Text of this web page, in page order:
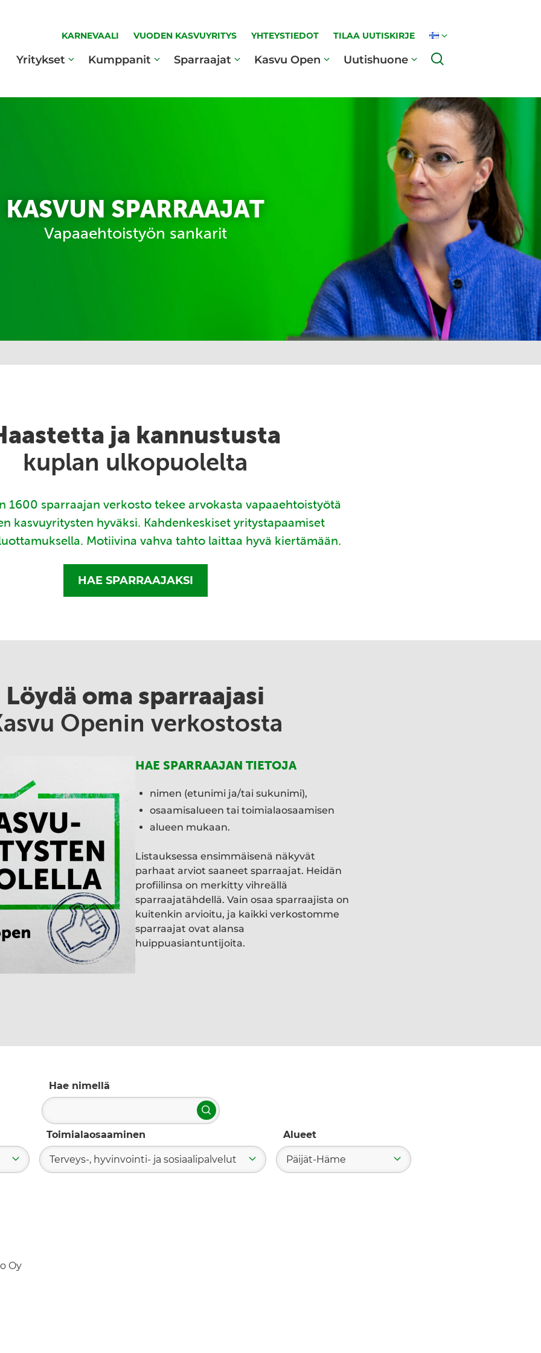
KARNEVAALI VUODEN KASVUYRITYS YHTEYSTIEDOT TILAA UUTISKIRJE
Yritykset Kumppanit Sparraajat Kasvu Open Uutishuone
KASVUN SPARRAAJAT
Vapaaehtoistyön sankarit
ja kannustusta
kuplan ulkopuolelta
1600 sparraajan verkosto tekee arvokasta vapaaehtoistyötä
kasvuyritysten hyväksi. Kahdenkeskiset yritystapaamiset
Motiivina vahva tahto laittaa hyvä kiertämään.
HAE SPARRAAJAKSI
Löydä oma sparraajasi
Openin verkostosta
HAE SPARRAAJAN TIETOJA
nimen (etunimi ja/tai sukunimi),
osaamisalueen tai toimialaosaamisen
alueen mukaan.
Listauksessa ensimmäisenä näkyvät
parhaat arviot saaneet sparraajat. Heidän
profiilinsa on merkitty vihreällä
sparraajatähdellä. Vain osaa sparraajista on
kuitenkin arvioitu, ja kaikki verkostomme
sparraajat ovat alansa
huippuasiantuntijoita.
Hae nimellä
Hae
Toimialaosaaminen
Terveys-, hyvinvointi- ja sosiaalipalvelut
Alueet
Päijät-Häme
Oy